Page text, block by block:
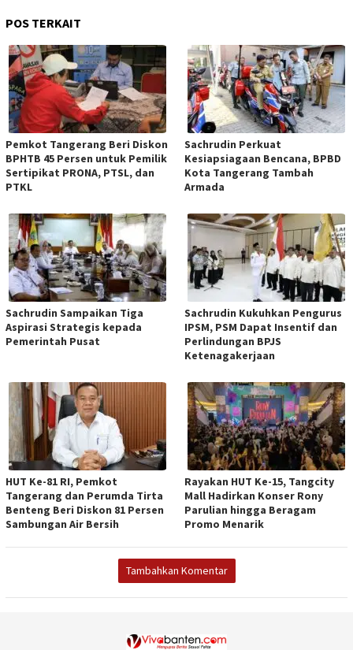
POS TERKAIT
Pemkot Tangerang Beri Diskon
BPHTB 45 Persen untuk Pemilik
Sertipikat PRONA, PTSL, dan
PTKL
Sachrudin Perkuat
Kesiapsiagaan Bencana, BPBD
Kota Tangerang Tambah
Armada
Sachrudin Sampaikan Tiga
Aspirasi Strategis kepada
Pemerintah Pusat
Sachrudin Kukuhkan Pengurus
IPSM, PSM Dapat Insentif dan
Perlindungan BPJS
Ketenagakerjaan
HUT Ke-81 RI, Pemkot
Tangerang dan Perumda Tirta
Benteng Beri Diskon 81 Persen
Sambungan Air Bersih
Rayakan HUT Ke-15, Tangcity
Mall Hadirkan Konser Rony
Parulian hingga Beragam
Promo Menarik
Tambahkan Komentar